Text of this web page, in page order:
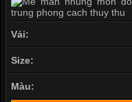
Vải:
Size:
Màu: